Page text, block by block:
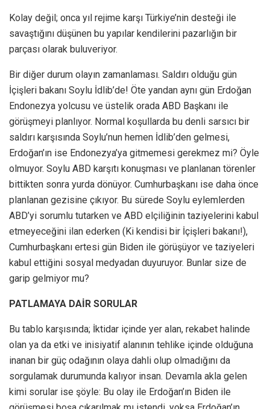
Kolay değil; onca yıl rejime karşı Türkiye’nin desteği ile
savaştığını düşünen bu yapılar kendilerini pazarlığın bir
parçası olarak buluveriyor.
Bir diğer durum olayın zamanlaması. Saldırı olduğu gün
İçişleri bakanı Soylu İdlib’de! Öte yandan aynı gün Erdoğan
Endonezya yolcusu ve üstelik orada ABD Başkanı ile
görüşmeyi planlıyor. Normal koşullarda bu denli sarsıcı bir
saldırı karşısında Soylu’nun hemen İdlib’den gelmesi,
Erdoğan’ın ise Endonezya’ya gitmemesi gerekmez mi? Öyle
olmuyor. Soylu ABD karşıtı konuşması ve planlanan törenler
bittikten sonra yurda dönüyor. Cumhurbaşkanı ise daha önce
planlanan gezisine çıkıyor. Bu sürede Soylu eylemlerden
ABD’yi sorumlu tutarken ve ABD elçiliğinin taziyelerini kabul
etmeyeceğini ilan ederken (Ki kendisi bir İçişleri bakanı!),
Cumhurbaşkanı ertesi gün Biden ile görüşüyor ve taziyeleri
kabul ettiğini sosyal medyadan duyuruyor. Bunlar size de
garip gelmiyor mu?
PATLAMAYA DAİR SORULAR
Bu tablo karşısında; İktidar içinde yer alan, rekabet halinde
olan ya da etki ve inisiyatif alanının tehlike içinde olduğuna
inanan bir güç odağının olaya dahli olup olmadığını da
sorgulamak durumunda kalıyor insan. Devamla akla gelen
kimi sorular ise şöyle: Bu olay ile Erdoğan’ın Biden ile